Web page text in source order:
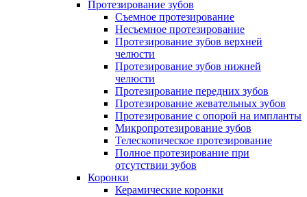
Протезирование зубов
Съемное протезирование
Несъемное протезирование
Протезирование зубов верхней
челюсти
Протезирование зубов нижней
челюсти
Протезирование передних зубов
Протезирование жевательных зубов
Протезирование с опорой на импланты
Микропротезирование зубов
Телескопическое протезирование
Полное протезирование при
отсутствии зубов
Коронки
Керамические коронки